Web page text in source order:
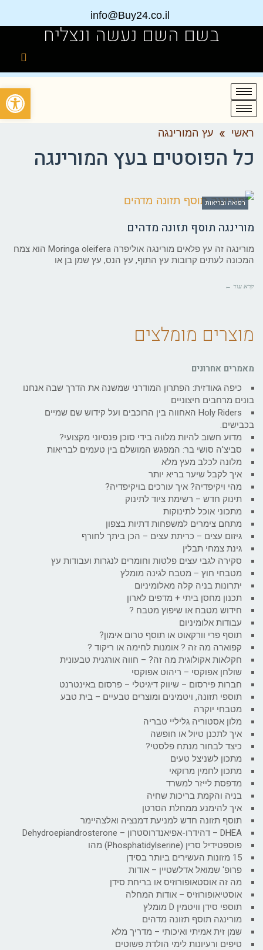
info@Buy24.co.il
בשם השם נעשה ונצליח
ראשי » עץ המורינגה
כל הפוסטים בעץ המורינגה
רפואה ובריאות
מורינגה תוסף תזונה מדהים
מורינגה זה עץ פלאים מורינגה אוליפרה Moringa oleifera הוא צמח
המכונה לעתים קרובות עץ התוף, עץ הנס, עץ שמן בן או
קרא עוד ←
מוצרים מומלצים
מאמרים אחרונים
כיפה גאודזית: הפתרון המודרני שמשנה את הדרך שבה אנחנו
בונים מרחבים חיצוניים
Holy Riders האחווה בין הרוכבים ועל קידוש שם שמיים
בכבישים.
מדוע חשוב להיות מלווה בידי סוכן פנסיוני מקצועי?
סביצ'ה סושי בר: המפגש המושלם בין טעמים לבריאות
מלונה לכלב מעץ מלא
איך לקבל שיער בריא יותר
מהי ויקיפדיה? איך עורכים בויקיפדיה?
תינוק חדש – רשימת ציוד לתינוק
מתכוני אוכל לתינוקות
מתחם צימרים למשפחות דתיות בצפון
גיזום עצים – כריתת עצים – הכן ביתך לחורף
גינת צמחי תבלין
סקירה לגבי עצים פלטות וחומרים לנגרות ועבודות עץ
מטבחי חוץ – מטבח לגינה מומלץ
יתרונות בניה קלה מאלומיניום
תכנון מחסן ביתי + מדפים לארון
חידוש מטבח או שיפוץ מטבח ?
עבודות אלומיניום
תוסף פרי וורקאוט או תוסף טרום אימון?
קפוארה מה זה ? אומנות לחימה או ריקוד ?
חקלאות אקולוגית מה זה? – חווה אורגנית טבעונית
שולחן אפוקסי – ריהוט אפוקסי
חברות פירסום – שיווק דיגיטלי – פרסום באינטרנט
תוספי תזונה, ויטמינים ומוצרים טבעיים – בית טבע
מטבחי יוקרה
מלון אסטוריה גליליי טבריה
איך לתכנן טיול או חופשה
כיצד לבחור מנתח פלסטי?
מתכון לשניצל טעים
מתכון לחמין מרוקאי
מדפסת לייזר למשרד
בניה והקמת בריכות שחיה
איך להימנע ממחלת הסרטן
תוסף תזונה חדש למניעת דמנציה ואלצהיימר
DHEA – דהידרו-אפיאנדרוסטרון – Dehydroepiandrosterone
פוספטידיל סרין (Phosphatidylserine) מהו
15 מזונות העשירים ביותר בסידן
פרופ' שמואל אדלשטיין – אודות
מה זה אוסטאופורוזיס או בריחת סידן
אוסטיאופורוזיס – אודות המחלה
תוספי סידן וויטמין D מומלץ
מורינגה תוסף תזונה מדהים
שמן זית אמיתי ואיכותי – מדריך מלא
טיפים ורעיונות לימי הולדת פשוטים